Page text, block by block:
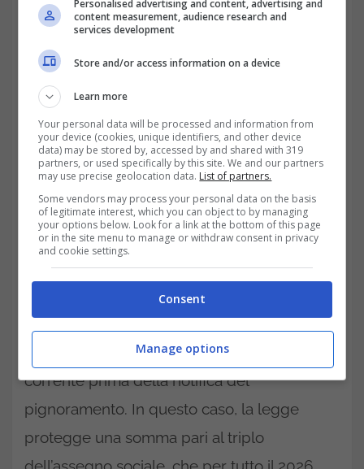
Questo significa che, se la pensione mensile
non supera tale importo, nessun creditore
può procedere con il pignoramento. Solo la
parte che eccede i 1.092,48 euro entra nel
perimetro dell’esecuzione forzata. L’aumento
della soglia rappresenta un adeguamento
diretto all’inflazione e rafforza lo scudo
legale pensato per coprire le spese
essenziali, dall’abitazione ai consumi
quotidiani.
Una tutela ancora più ampia opera quando
la pensione risulta già accreditata sul conto
corrente prima della notifica del
pignoramento. In questo caso, la legge
protegge una somma pari al triplo
Personalised advertising and content, advertising and
content measurement, audience research and
services development
Store and/or access information on a device
Learn more
Your personal data will be processed and information from
your device (cookies, unique identifiers, and other device
data) may be stored by, accessed by and shared with 319
partners, or used specifically by this site. We and our partners
may use precise geolocation data. List of partners.
Some vendors may process your personal data on the basis
of legitimate interest, which you can object to by managing
your options below. Look for a link at the bottom of this page
or in the site menu to manage or withdraw consent in privacy
and cookie settings.
Consent
Manage options